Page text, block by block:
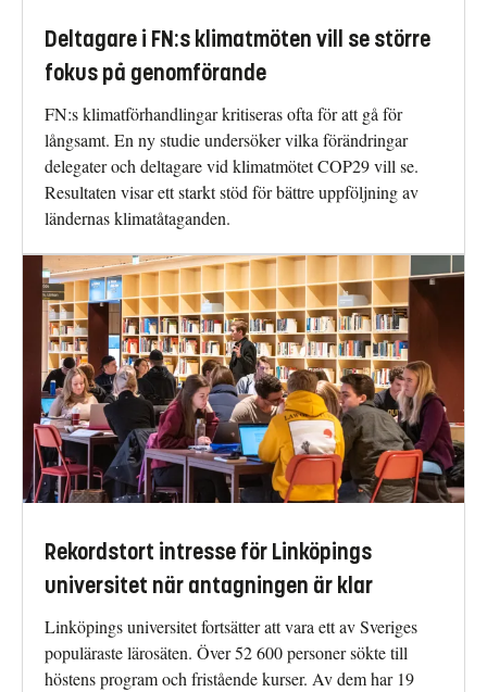
Deltagare i FN:s klimatmöten vill se större
fokus på genomförande
FN:s klimatförhandlingar kritiseras ofta för att gå för
långsamt. En ny studie undersöker vilka förändringar
delegater och deltagare vid klimatmötet COP29 vill se.
Resultaten visar ett starkt stöd för bättre uppföljning av
ländernas klimatåtaganden.
Rekordstort intresse för Linköpings
universitet när antagningen är klar
Linköpings universitet fortsätter att vara ett av Sveriges
populäraste lärosäten. Över 52 600 personer sökte till
höstens program och fristående kurser. Av dem har 19